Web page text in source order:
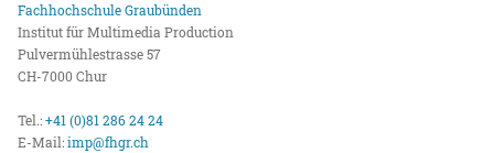
Fachhochschule Graubünden
Institut für Multimedia Production
Pulvermühlestrasse 57
CH-7000 Chur
Tel.:+41 (0)81 286 24 24
E-Mail:imp@fhgr.ch